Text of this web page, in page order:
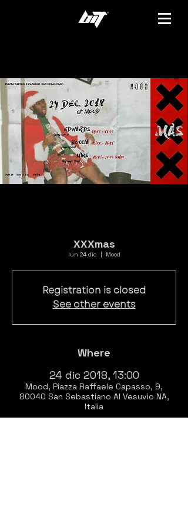
XXXmas
lun 24 dic
  |
Mood
Registration is closed
See other events
Where
24 dic 2018, 13:00
Mood, Piazza Raffaele Capasso, 9,
80040 San Sebastiano Al Vesuvio NA,
Italia